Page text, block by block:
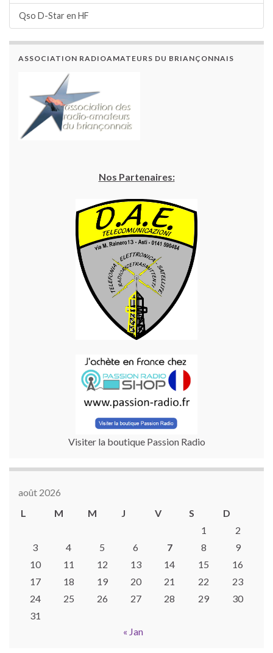
Qso D-Star en HF
ASSOCIATION RADIOAMATEURS DU BRIANÇONNAIS
Nos Partenaires:
Visiter la boutique Passion Radio
août 2026
L
M M J V S
D
1
2
3
4 5 6 7 8
9
10
11 12 13 14 15
16
17
18 19 20 21 22
23
24
25 26 27 28 29
30
31
« Jan